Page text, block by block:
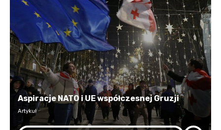
Aspiracje NATO i UE współczesnej Gruzji
Artykuł